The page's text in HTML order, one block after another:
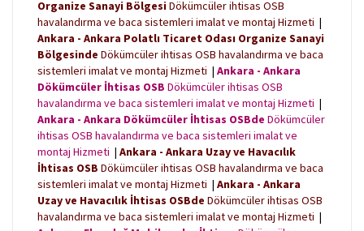
Organize Sanayi BölgesiDökümcüler ihtisas OSB
havalandırma ve baca sistemleri imalat ve montaj Hizmeti |
Ankara - Ankara Polatlı Ticaret Odası Organize Sanayi
Bölgesinde Dökümcüler ihtisas OSB havalandırma ve baca
sistemleri imalat ve montaj Hizmeti | Ankara - Ankara
Dökümcüler İhtisas OSB Dökümcüler ihtisas OSB
havalandırma ve baca sistemleri imalat ve montaj Hizmeti |
Ankara - Ankara Dökümcüler İhtisas OSBde Dökümcüler
ihtisas OSB havalandırma ve baca sistemleri imalat ve
montaj Hizmeti | Ankara - Ankara Uzay ve Havacılık
İhtisas OSB Dökümcüler ihtisas OSB havalandırma ve baca
sistemleri imalat ve montaj Hizmeti | Ankara - Ankara
Uzay ve Havacılık İhtisas OSBde Dökümcüler ihtisas OSB
havalandırma ve baca sistemleri imalat ve montaj Hizmeti |